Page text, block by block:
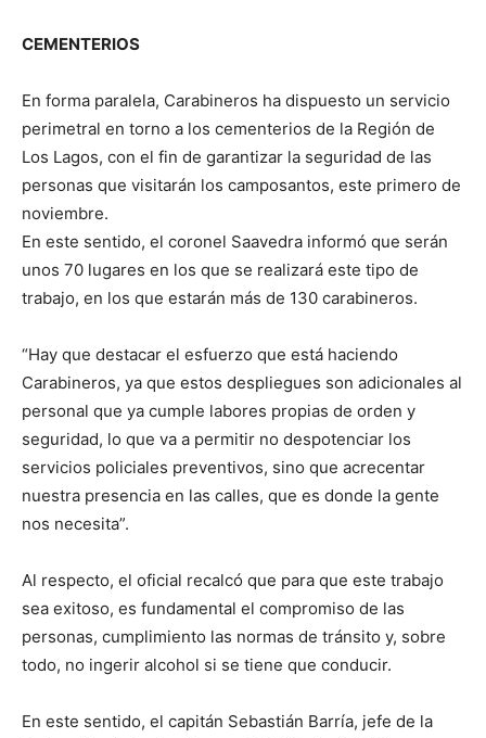
CEMENTERIOS
En forma paralela, Carabineros ha dispuesto un servicio
perimetral en torno a los cementerios de la Región de
Los Lagos, con el fin de garantizar la seguridad de las
personas que visitarán los camposantos, este primero de
noviembre.
En este sentido, el coronel Saavedra informó que serán
unos 70 lugares en los que se realizará este tipo de
trabajo, en los que estarán más de 130 carabineros.
“Hay que destacar el esfuerzo que está haciendo
Carabineros, ya que estos despliegues son adicionales al
personal que ya cumple labores propias de orden y
seguridad, lo que va a permitir no despotenciar los
servicios policiales preventivos, sino que acrecentar
nuestra presencia en las calles, que es donde la gente
nos necesita”.
Al respecto, el oficial recalcó que para que este trabajo
sea exitoso, es fundamental el compromiso de las
personas, cumplimiento las normas de tránsito y, sobre
todo, no ingerir alcohol si se tiene que conducir.
En este sentido, el capitán Sebastián Barría, jefe de la